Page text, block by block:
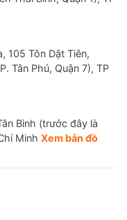
105 Tôn Dật Tiên,
Tân Phú, Quận 7), TP
Bình (trước đây là
Minh Xem bản đồ